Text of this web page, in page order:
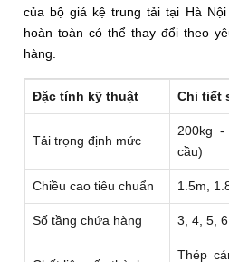
của bộ giá kệ trung tải tại Hà
hoàn toàn có thể thay đổi theo
hàng.
Đặc tính kỹ thuật Chi tiết
Tải trọng định mức
200kg
cầu)
Chiều cao tiêu chuẩn 1.5m,
Số tầng chứa hàng 3, 4, 5,
Thép